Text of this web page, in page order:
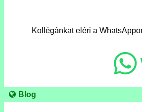
Kollégánkat eléri a
Blog